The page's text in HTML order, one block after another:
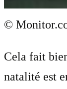
©
Cela fait
natalité est